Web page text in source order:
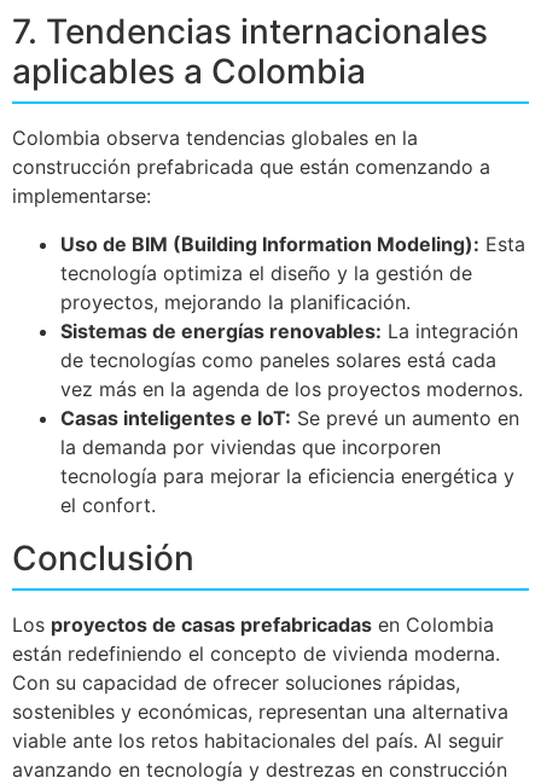
7. Tendencias internacionales
aplicables a Colombia
Colombia observa tendencias globales en la
construcción prefabricada que están comenzando a
implementarse:
Uso de BIM (Building Information Modeling): Esta
tecnología optimiza el diseño y la gestión de
proyectos, mejorando la planificación.
Sistemas de energías renovables: La integración
de tecnologías como paneles solares está cada
vez más en la agenda de los proyectos modernos.
Casas inteligentes e IoT: Se prevé un aumento en
la demanda por viviendas que incorporen
tecnología para mejorar la eficiencia energética y
el confort.
Conclusión
Los proyectos de casas prefabricadas en Colombia
están redefiniendo el concepto de vivienda moderna.
Con su capacidad de ofrecer soluciones rápidas,
sostenibles y económicas, representan una alternativa
viable ante los retos habitacionales del país. Al seguir
avanzando en tecnología y destrezas en construcción